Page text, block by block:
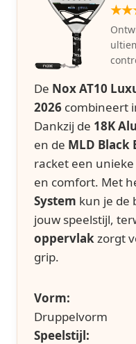
De Nox AT10
2026 combineert
Dankzij de 18K
en de MLD Black
racket een
en comfort. Met
System kun je de
jouw speelstijl,
oppervlakzorgt
grip.
Vorm:
Druppelvorm
Speelstijl: